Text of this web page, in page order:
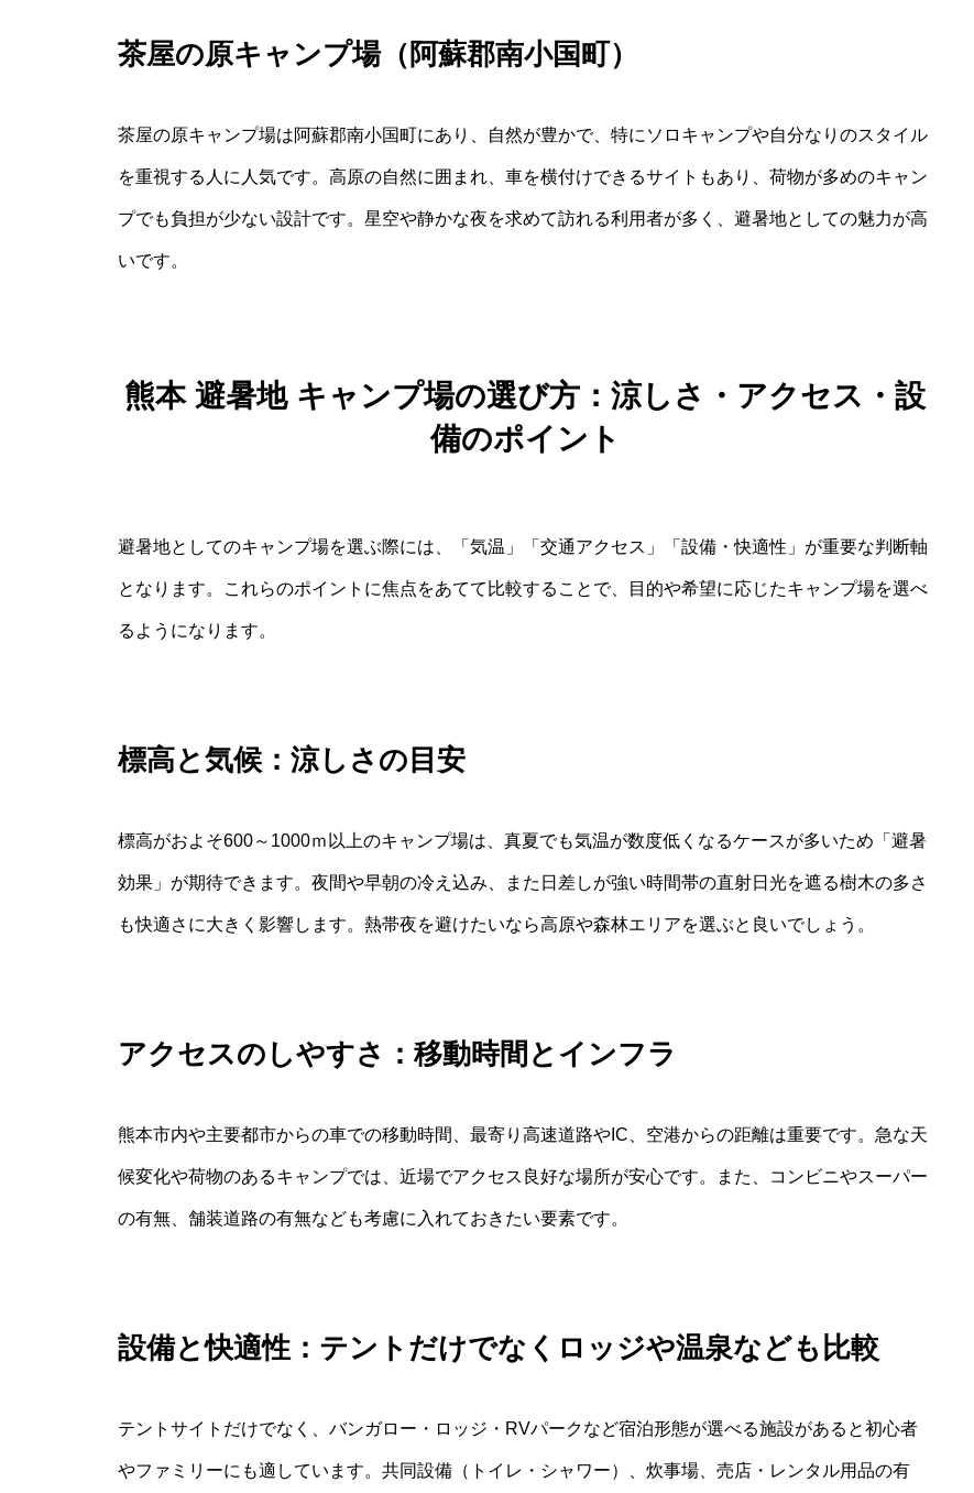
茶屋の原キャンプ場（阿蘇郡南小国町）
茶屋の原キャンプ場は阿蘇郡南小国町にあり、自然が豊かで、特にソロキャンプや自分なりのスタイル
を重視する人に人気です。高原の自然に囲まれ、車を横付けできるサイトもあり、荷物が多めのキャン
プでも負担が少ない設計です。星空や静かな夜を求めて訪れる利用者が多く、避暑地としての魅力が高
いです。
熊本 避暑地 キャンプ場の選び方：涼しさ・アクセス・設
備のポイント
避暑地としてのキャンプ場を選ぶ際には、「気温」「交通アクセス」「設備・快適性」が重要な判断軸
となります。これらのポイントに焦点をあてて比較することで、目的や希望に応じたキャンプ場を選べ
るようになります。
標高と気候：涼しさの目安
標高がおよそ600～1000ｍ以上のキャンプ場は、真夏でも気温が数度低くなるケースが多いため「避暑
効果」が期待できます。夜間や早朝の冷え込み、また日差しが強い時間帯の直射日光を遮る樹木の多さ
も快適さに大きく影響します。熱帯夜を避けたいなら高原や森林エリアを選ぶと良いでしょう。
アクセスのしやすさ：移動時間とインフラ
熊本市内や主要都市からの車での移動時間、最寄り高速道路やIC、空港からの距離は重要です。急な天
候変化や荷物のあるキャンプでは、近場でアクセス良好な場所が安心です。また、コンビニやスーパー
の有無、舗装道路の有無なども考慮に入れておきたい要素です。
設備と快適性：テントだけでなくロッジや温泉なども比較
テントサイトだけでなく、バンガロー・ロッジ・RVパークなど宿泊形態が選べる施設があると初心者
やファミリーにも適しています。共同設備（トイレ・シャワー）、炊事場、売店・レンタル用品の有